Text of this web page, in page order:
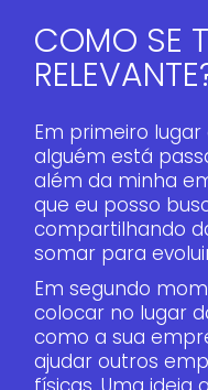
COMO SE
Em primeiro
alguém está
além da minha
que eu posso
compartilhando
somar para
Em segundo
colocar no lugar
como a sua
ajudar outros